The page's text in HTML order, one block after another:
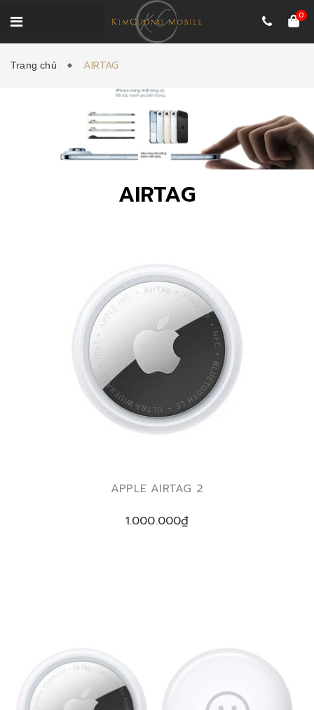
0
Trang chủ AIRTAG
AIRTAG
APPLE AIRTAG 2
1.000.000₫